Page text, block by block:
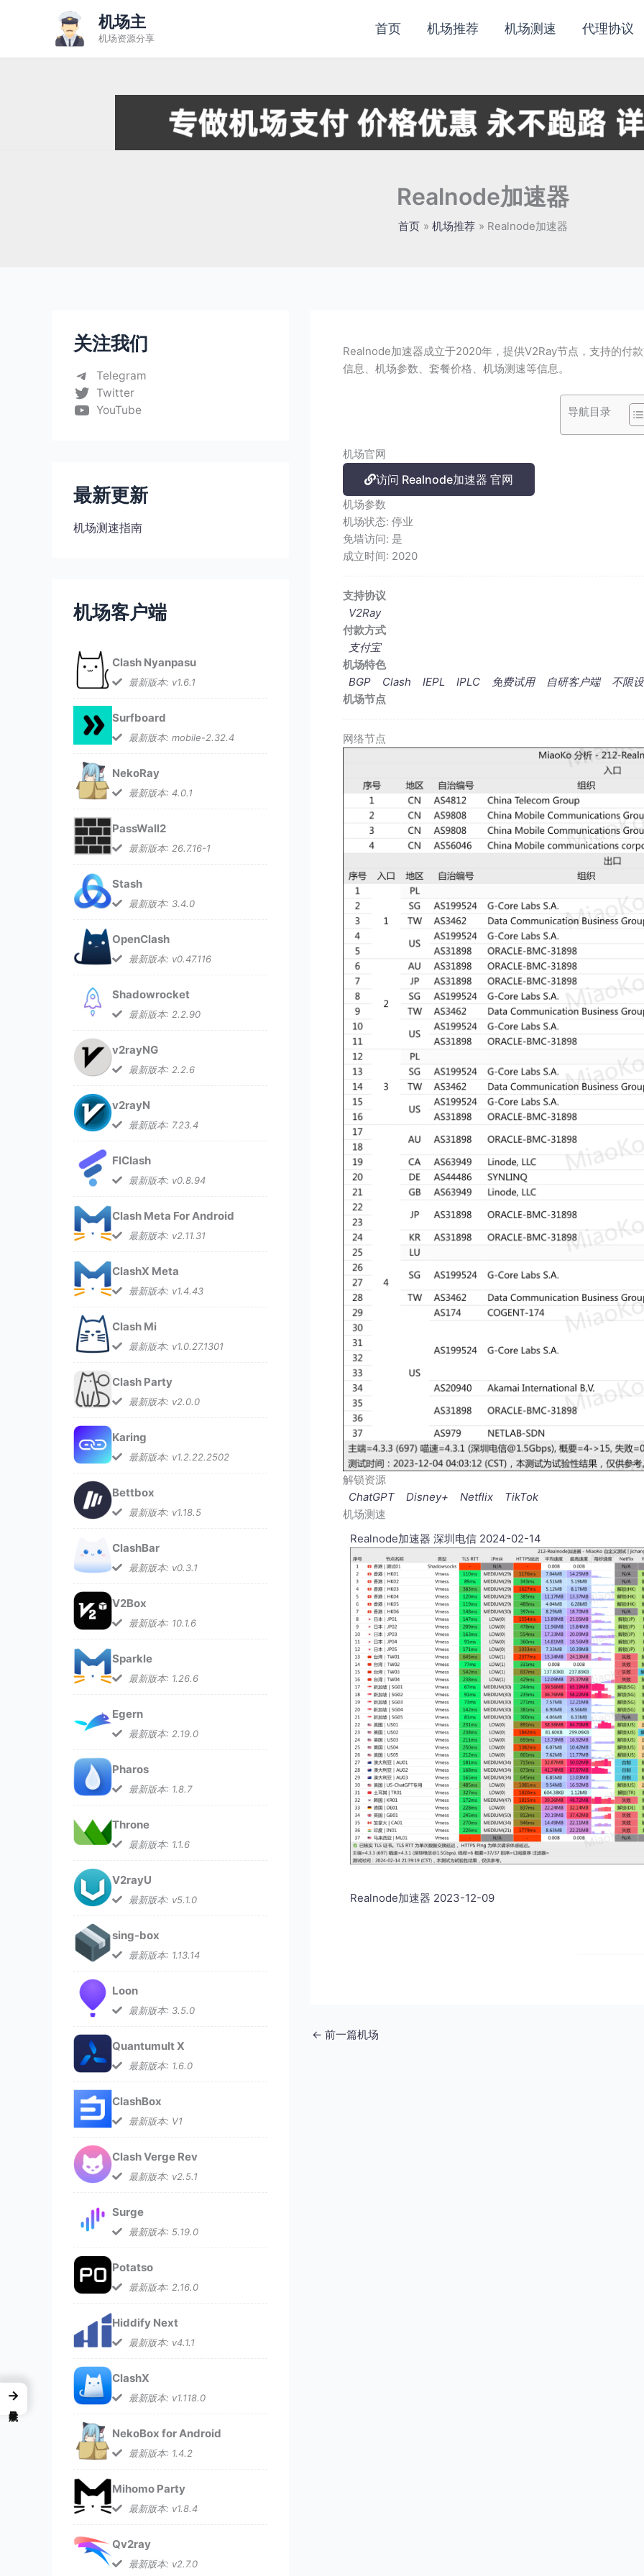
机场主
机场资源分享
首页 机场推荐 机场测速 代理协议
Realnode加速器
首页 机场推荐 Realnode加速器
关注我们
Telegram
Twitter
YouTube
最新更新
机场测速指南
机场客户端
Clash Nyanpasu
最新版本: v1.6.1
Surfboard
最新版本: mobile-2.32.4
NekoRay
最新版本: 4.0.1
PassWall2
最新版本: 26.7.16-1
Stash
最新版本: 3.4.0
OpenClash
最新版本: v0.47.116
Shadowrocket
最新版本: 2.2.90
v2rayNG
最新版本: 2.2.6
v2rayN
最新版本: 7.23.4
FlClash
最新版本: v0.8.94
Clash Meta For Android
最新版本: v2.11.31
ClashX Meta
最新版本: v1.4.43
Clash Mi
最新版本: v1.0.27.1301
Clash Party
最新版本: v2.0.0
Karing
最新版本: v1.2.22.2502
Bettbox
最新版本: v1.18.5
ClashBar
最新版本: v0.3.1
V2Box
最新版本: 10.1.6
Sparkle
最新版本: 1.26.6
Egern
最新版本: 2.19.0
Pharos
最新版本: 1.8.7
Throne
最新版本: 1.1.6
V2rayU
最新版本: v5.1.0
sing-box
最新版本: 1.13.14
Loon
最新版本: 3.5.0
Quantumult X
最新版本: 1.6.0
ClashBox
最新版本: V1
Clash Verge Rev
最新版本: v2.5.1
Surge
最新版本: 5.19.0
Potatso
最新版本: 2.16.0
Hiddify Next
最新版本: v4.1.1
ClashX
最新版本: v1.118.0
NekoBox for Android
最新版本: 1.4.2
Mihomo Party
最新版本: v1.8.4
Qv2ray
最新版本: v2.7.0
Realnode加速器成立于2020年，提供V2Ray节点，支持的付
信息、机场参数、套餐价格、机场测速等信息。
导航目录
机场官网
访问 Realnode加速器 官网
机场参数
机场状态: 停业
免墙访问: 是
成立时间: 2020
支持协议
V2Ray
付款方式
支付宝
机场特色
BGP
Clash IEPL IPLC 免费试用 自研客户端
不限
机场节点
网络节点
解锁资源
ChatGPT
Disney+ Netflix
TikTok
机场测速
Realnode加速器 深圳电信 2024-02-14
Realnode加速器 2023-12-09
← 前一篇机场
→